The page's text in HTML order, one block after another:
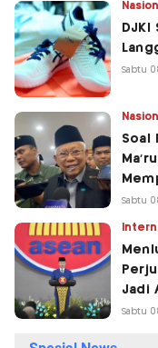
Sabtu
Soal
Sabtu
Jadi
Sabtu